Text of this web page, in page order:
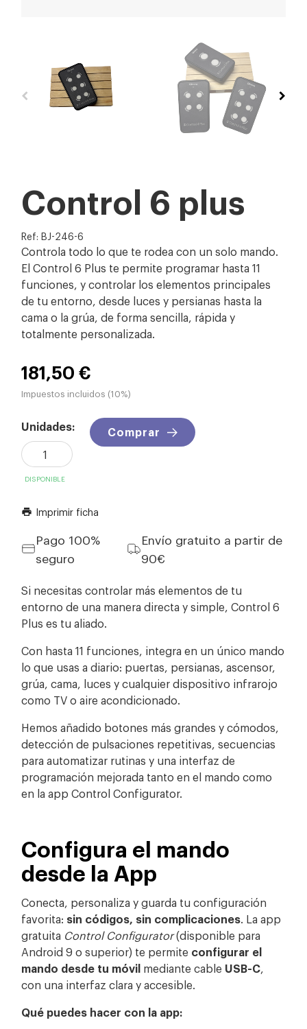
Control 6 plus
Ref: BJ-246-6
Controla todo lo que te rodea con un solo mando.
El Control 6 Plus te permite programar hasta 11
funciones, y controlar los elementos principales
de tu entorno, desde luces y persianas hasta la
cama o la grúa, de forma sencilla, rápida y
totalmente personalizada.
181,50 €
Impuestos incluidos (10%)
Unidades: Comprar
DISPONIBLE
print Imprimir ficha
Pago 100%
seguro
Envío gratuito a partir de
90€
Si necesitas controlar más elementos de tu
entorno de una manera directa y simple, Control 6
Plus es tu aliado.
Con hasta 11 funciones, integra en un único mando
lo que usas a diario: puertas, persianas, ascensor,
grúa, cama, luces y cualquier dispositivo infrarojo
como TV o aire acondicionado.
Hemos añadido botones más grandes y cómodos,
detección de pulsaciones repetitivas, secuencias
para automatizar rutinas y una interfaz de
programación mejorada tanto en el mando como
en la app Control Configurator.
Configura el mando
desde la App
Conecta, personaliza y guarda tu configuración
favorita: sin códigos, sin complicaciones. La app
gratuita Control Configurator(disponible para
Android 9 o superior) te permite configurar el
mando desde tu móvil mediante cable USB-C,
con una interfaz clara y accesible.
Qué puedes hacer con la app: